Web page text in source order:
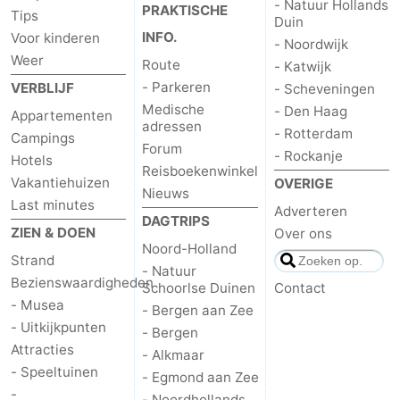
Tips
Voor kinderen
Weer
VERBLIJF
Appartementen
Campings
Hotels
Vakantiehuizen
Last minutes
ZIEN & DOEN
Strand
Bezienswaardigheden
- Musea
- Uitkijkpunten
Attracties
- Speeltuinen
-
PRAKTISCHE
INFO.
Route
- Parkeren
Medische
adressen
Forum
Reisboekenwinkel
Nieuws
DAGTRIPS
Noord-Holland
- Natuur
Schoorlse Duinen
- Bergen aan Zee
- Bergen
- Alkmaar
- Egmond aan Zee
- Natuur Hollands
Duin
- Noordwijk
- Katwijk
- Scheveningen
- Den Haag
- Rotterdam
- Rockanje
OVERIGE
Adverteren
Over ons
Contact